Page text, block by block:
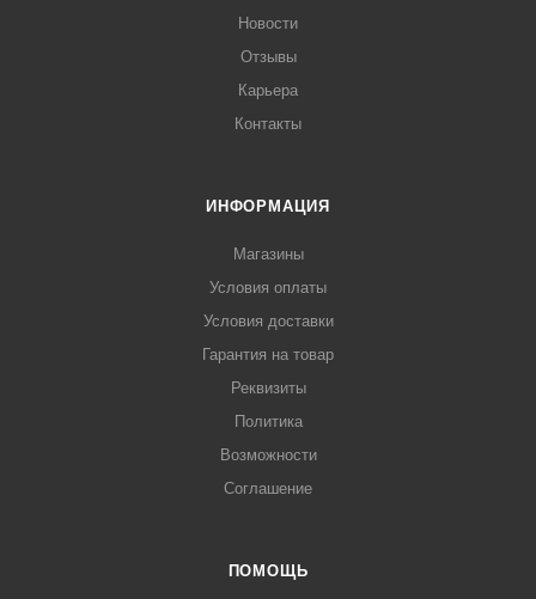
Новости
Отзывы
Карьера
Контакты
ИНФОРМАЦИЯ
Магазины
Условия оплаты
Условия доставки
Гарантия на товар
Реквизиты
Политика
Возможности
Соглашение
ПОМОЩЬ